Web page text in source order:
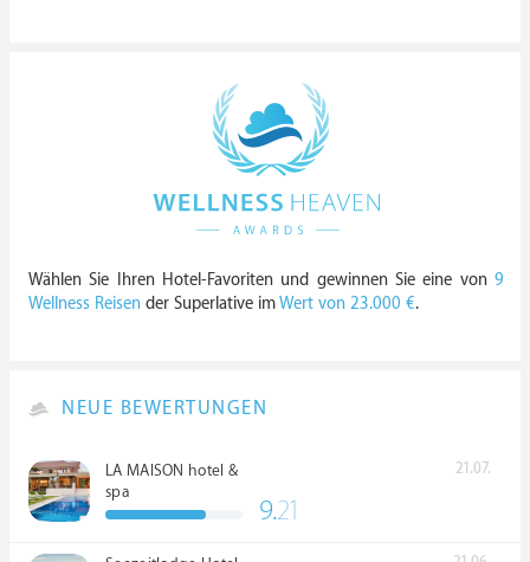
Wählen Sie Ihren Hotel-Favoriten und gewinnen Sie eine von 9
Wellness Reisen der Superlative imWert von 23.000 €.
NEUE BEWERTUNGEN
LA MAISON hotel &
spa
21.07.
9.21